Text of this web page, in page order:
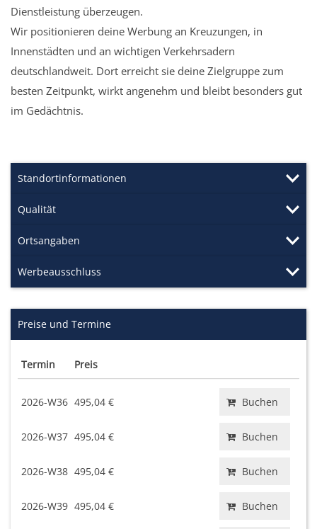
Dienstleistung überzeugen.
Wir positionieren deine Werbung an Kreuzungen, in
Innenstädten und an wichtigen Verkehrsadern
deutschlandweit. Dort erreicht sie deine Zielgruppe zum
besten Zeitpunkt, wirkt angenehm und bleibt besonders gut
im Gedächtnis.
Standortinformationen
Qualität
Ortsangaben
Werbeausschluss
Preise und Termine
Termin Preis
2026-W36 495,04 € Buchen
2026-W37 495,04 € Buchen
2026-W38 495,04 € Buchen
2026-W39 495,04 € Buchen